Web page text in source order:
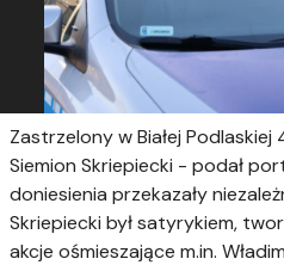
Zastrzelony w Białej
Siemion Skriepiecki - podał
doniesienia przekazały
Skriepiecki był satyrykiem,
akcje ośmieszające m.in.